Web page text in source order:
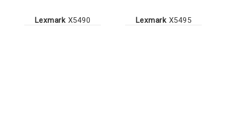
LexmarkX5490 LexmarkX5495